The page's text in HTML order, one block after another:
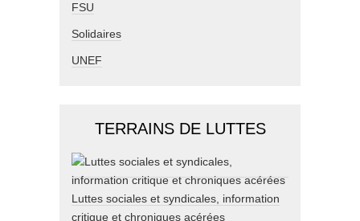
FSU
Solidaires
UNEF
TERRAINS DE LUTTES
Luttes sociales et syndicales, information
critique et chroniques acérées